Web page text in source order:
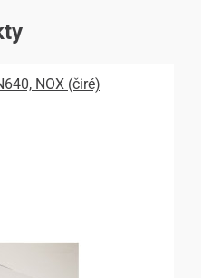
NOX (čiré)